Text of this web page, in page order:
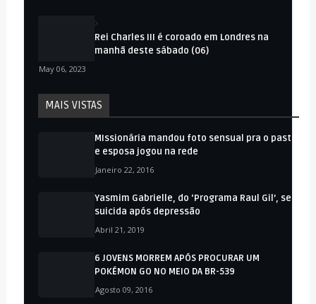
Rei Charles III é coroado em Londres na
manhã deste sábado (06)
May 06, 2023
MAIS VISTAS
MIssionária mandou foto sensual pra o pastor
e esposa jogou na rede
Janeiro 22, 2016
Yasmim Gabrielle, do ‘Programa Raul Gil’, se
suicida após depressão
Abril 21, 2019
6 JOVENS MORREM APÓS PROCURAR UM
POKÉMON GO NO MEIO DA BR-539
Agosto 09, 2016